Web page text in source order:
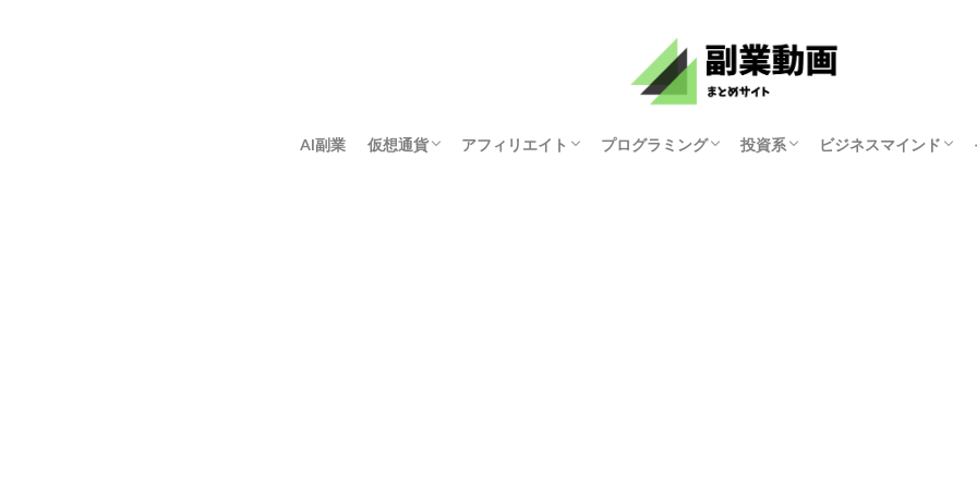
AI副業 仮想通貨 アフィリエイト プログラミング 投資系 ビジネスマインド